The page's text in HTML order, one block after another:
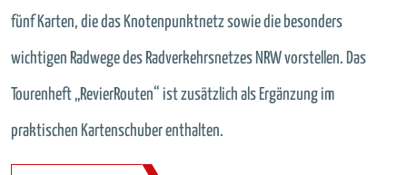
fünf Karten, die das Knotenpunktnetz sowie die besonders
wichtigen Radwege des Radverkehrsnetzes NRW vorstellen. Das
Tourenheft „RevierRouten“ ist zusätzlich als Ergänzung im
praktischen Kartenschuber enthalten.